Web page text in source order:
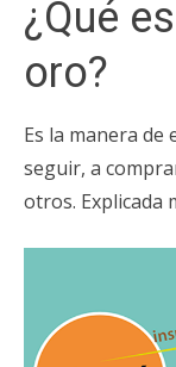
¿Qué
oro?
Es la manera de
seguir, a
otros. Explicada